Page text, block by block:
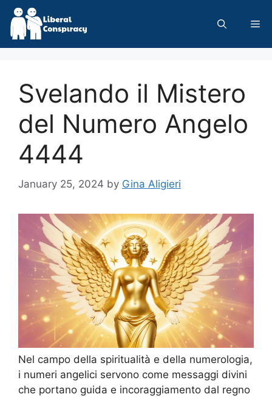
Skip
content
Svelando il Mistero
del Numero Angelo
4444
January 25, 2024 by Gina Aligieri
Nel campo della spiritualità e della numerologia,
i numeri angelici servono come messaggi divini
che portano guida e incoraggiamento dal regno